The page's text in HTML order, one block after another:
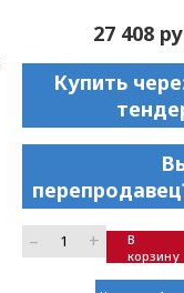
27 408
Купить
– +
В
корзину